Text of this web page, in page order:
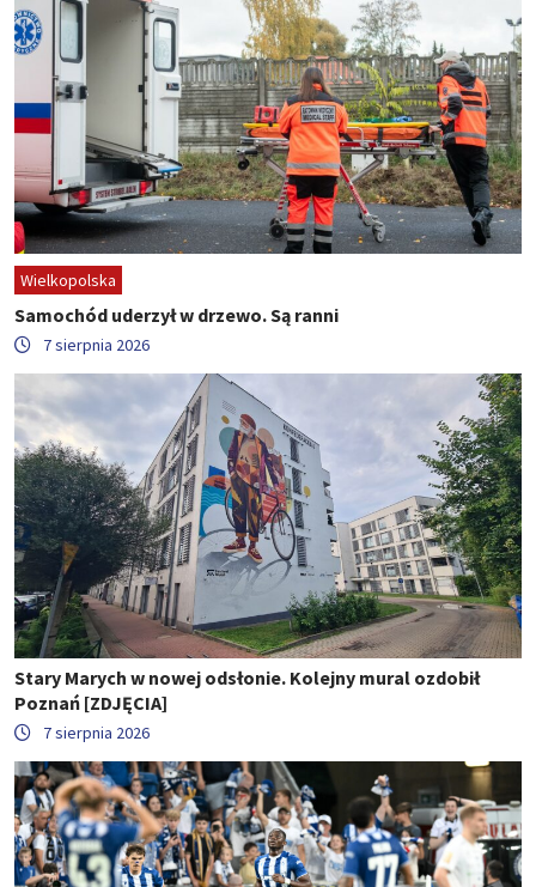
Wielkopolska
Samochód uderzył w drzewo. Są ranni
7 sierpnia 2026
Stary Marych w nowej odsłonie. Kolejny mural ozdobił
Poznań [ZDJĘCIA]
7 sierpnia 2026